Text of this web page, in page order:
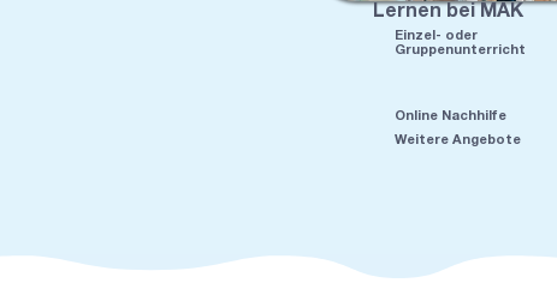
Lernen bei MAK
Einzel- oder
Gruppenunterricht
Online Nachhilfe
Weitere Angebote